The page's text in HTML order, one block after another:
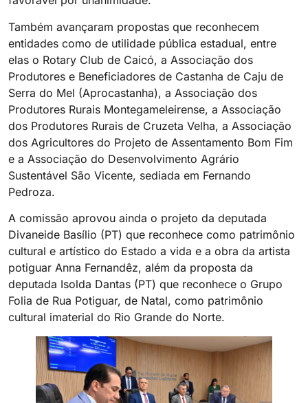
Também avançaram propostas que reconhecem
entidades como de utilidade pública estadual, entre
elas o Rotary Club de Caicó, a Associação dos
Produtores e Beneficiadores de Castanha de Caju de
Serra do Mel (Aprocastanha), a Associação dos
Produtores Rurais Montegameleirense, a Associação
dos Produtores Rurais de Cruzeta Velha, a Associação
dos Agricultores do Projeto de Assentamento Bom Fim
e a Associação do Desenvolvimento Agrário
Sustentável São Vicente, sediada em Fernando
Pedroza.
A comissão aprovou ainda o projeto da deputada
Divaneide Basílio (PT) que reconhece como patrimônio
cultural e artístico do Estado a vida e a obra da artista
potiguar Anna Fernandêz, além da proposta da
deputada Isolda Dantas (PT) que reconhece o Grupo
Folia de Rua Potiguar, de Natal, como patrimônio
cultural imaterial do Rio Grande do Norte.